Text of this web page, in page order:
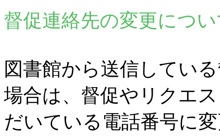
督促連絡先の変更につ
図書館から送信してい
場合は、督促やリクエ
だいている電話番号に